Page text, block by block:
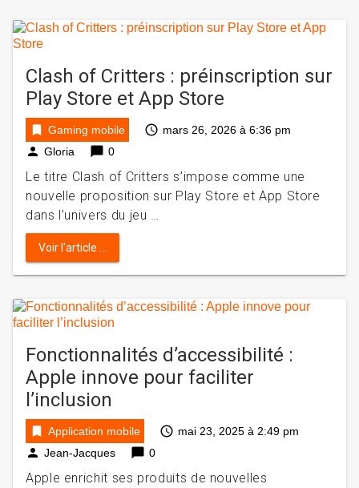
Clash of Critters : préinscription sur
Play Store et App Store
bookmark Gaming mobile access_time mars 26, 2026 à 6:36 pm
person Gloria chat_bubble 0
Le titre Clash of Critters s’impose comme une
nouvelle proposition sur Play Store et App Store
dans l’univers du jeu …
Voir l'article ...
Fonctionnalités d’accessibilité :
Apple innove pour faciliter
l’inclusion
bookmark Application mobile access_time mai 23, 2025 à 2:49 pm
person Jean-Jacques chat_bubble 0
Apple enrichit ses produits de nouvelles